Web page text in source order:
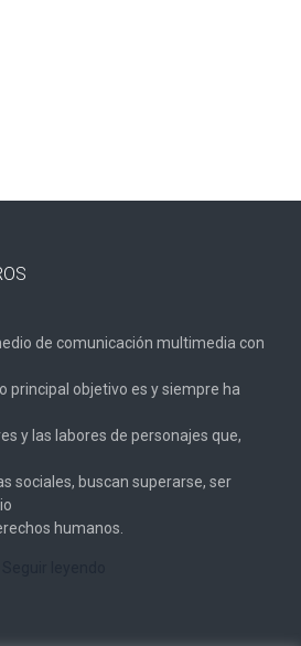
de comunicación multimedia con
principal objetivo es y siempre ha
y las labores de personajes que,
sociales, buscan superarse, ser
humanos.